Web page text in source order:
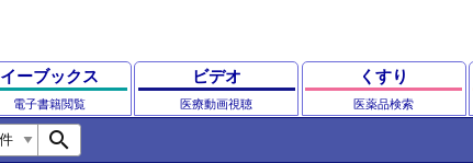
イーブックス
電子書籍閲覧
ビデオ
医療動画視聴
くすり
医薬品検索
search